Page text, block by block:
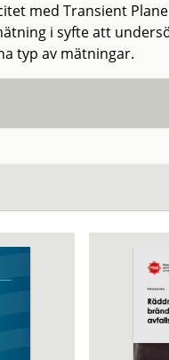
med Transient Plane
i syfte att
typ av mätningar.